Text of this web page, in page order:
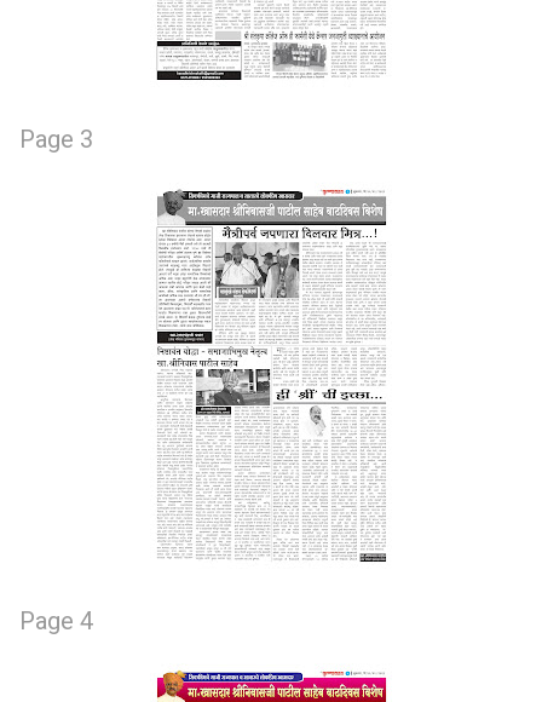
Page 3
Page 4